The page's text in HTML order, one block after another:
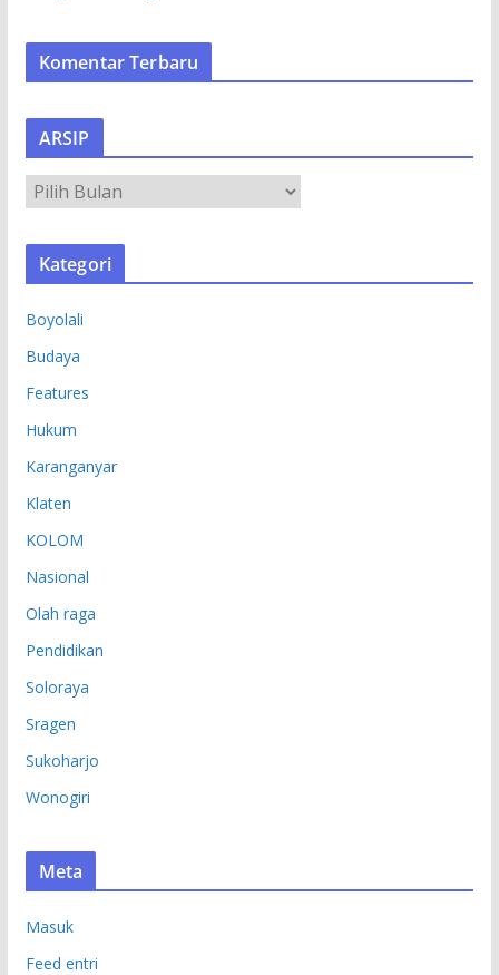
Komentar Terbaru
ARSIP
R
S
Kategori
Boyolali
Budaya
Features
Hukum
Karanganyar
Klaten
KOLOM
Nasional
Olah raga
Pendidikan
Soloraya
Sragen
Sukoharjo
Wonogiri
Meta
Masuk
Feed entri